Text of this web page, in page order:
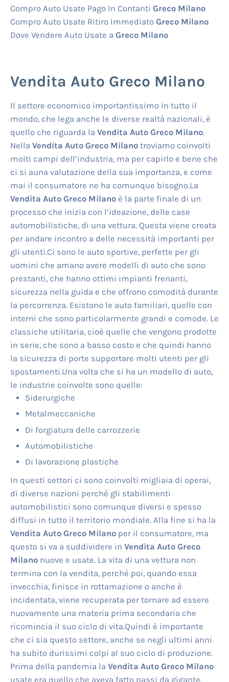
Compro Auto Usate Pago In Contanti Greco Milano
Compro Auto Usate Ritiro ImmediatoGreco Milano
Dove Vendere Auto Usate a Greco Milano
Vendita Auto Greco Milano
Il settore economico importantissimo in tutto il
mondo, che lega anche le diverse realtà nazionali, è
quello che riguarda la Vendita Auto Greco Milano.
Nella Vendita Auto Greco Milanotroviamo coinvolti
molti campi dell’industria, ma per capirlo e bene che
ci si auna valutazione della sua importanza, e come
mai il consumatore ne ha comunque bisogno.La
Vendita Auto Greco Milanoè la parte finale di un
processo che inizia con l’ideazione, delle case
automobilistiche, di una vettura. Questa viene creata
per andare incontro a delle necessità importanti per
gli utenti.Ci sono le auto sportive, perfette per gli
uomini che amano avere modelli di auto che sono
prestanti, che hanno ottimi impianti frenanti,
sicurezza nella guida e che offrono comodità durante
la percorrenza. Esistono le auto familiari, quelle con
interni che sono particolarmente grandi e comode. Le
classiche utilitaria, cioè quelle che vengono prodotte
in serie, che sono a basso costo e che quindi hanno
la sicurezza di porte supportare molti utenti per gli
spostamenti.Una volta che si ha un modello di auto,
le industrie coinvolte sono quelle:
Siderurgiche
Metalmeccaniche
Di forgiatura delle carrozzerie
Automobilistiche
Di lavorazione plastiche
In questi settori ci sono coinvolti migliaia di operai,
di diverse nazioni perché gli stabilimenti
automobilistici sono comunque diversi e spesso
diffusi in tutto il territorio mondiale. Alla fine si ha la
Vendita Auto Greco Milanoper il consumatore, ma
questo si va a suddividere in Vendita Auto Greco
Milanonuove e usate. La vita di una vettura non
termina con la vendita, perché poi, quando essa
invecchia, finisce in rottamazione o anche è
incidentata, viene recuperata per tornare ad essere
nuovamente una materia prima secondaria che
ricomincia il suo ciclo di vita.Quindi è importante
che ci sia questo settore, anche se negli ultimi anni
ha subito durissimi colpi al suo ciclo di produzione.
Prima della pandemia la Vendita Auto Greco Milano
usate era quello che aveva fatto passi da gigante.